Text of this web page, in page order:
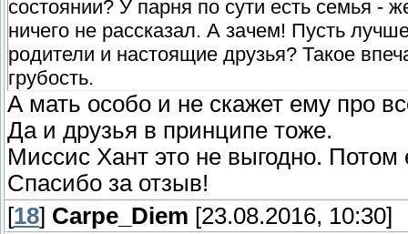
состоянии? У парня по сути есть семья -
ничего не рассказал. А зачем! Пусть
родители и настоящие друзья? Такое
грубость.
А мать особо и не скажет ему про
Да и друзья в принципе тоже.
Миссис Хант это не выгодно. Потом
Спасибо за отзыв!
[18] Carpe_Diem [23.08.2016, 10:30]